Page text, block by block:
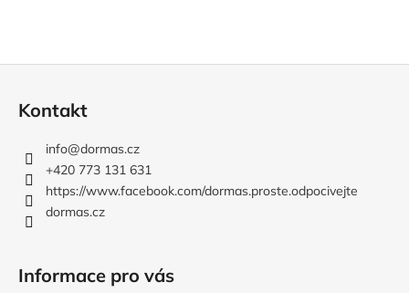
Kontakt
info@dormas.cz
+420 773 131 631
https://www.facebook.com/dormas.proste.odpocivejte
dormas.cz
Informace pro vás